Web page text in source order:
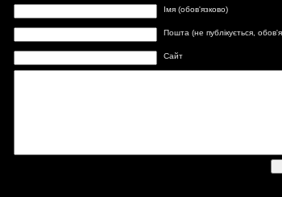
Імя (обов'язково)
Пошта (не публікується,
Сайт